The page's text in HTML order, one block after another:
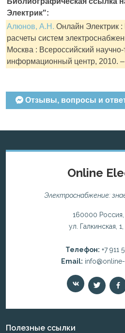
Электрик":
Алюнов, А.Н. Онлайн Электрик
расчеты систем
Москва : Всероссийский научно-
информационный центр, 2010.
Отзывы, вопросы и
Online
Электроснабжение:
160000 Россия,
ул. Галкинская,
Телефон: +7 911
Email:
Полезные ссылки